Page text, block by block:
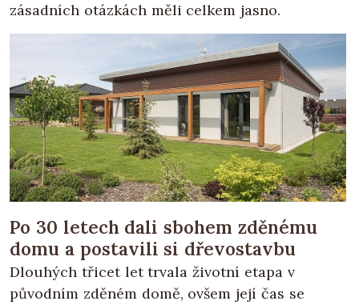
zásadních otázkách měli celkem jasno.
Po 30 letech dali sbohem zděnému
domu a postavili si dřevostavbu
Dlouhých třicet let trvala životní etapa v
původním zděném domě, ovšem její čas se